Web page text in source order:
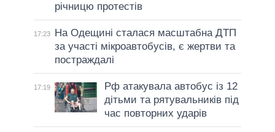
річницю протестів
17:23
На Одещині сталася масштабна ДТП
за участі мікроавтобусів, є жертви та
постраждалі
17:19
Рф атакувала автобус із 12
дітьми та рятувальників під
час повторних ударів